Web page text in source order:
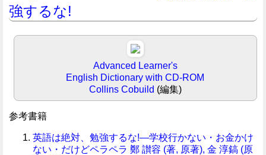
強するな!
Advanced Learner's
English Dictionary with CD-ROM
Collins Cobuild (編集)
参考書籍
英語は絶対、勉強するな!―学校行かない・お金かけ
ない・だけどペラペラ 鄭 讃容 (著, 原著), 金 淳鎬 (原